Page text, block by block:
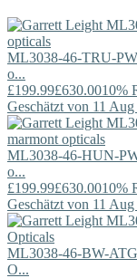
ML3038-46-TRU-PW
o...
£199.99£630.0010%
Geschätzt von 11
ML3038-46-HUN-
o...
£199.99£630.0010%
Geschätzt von 11
ML3038-46-BW-ATG
O...